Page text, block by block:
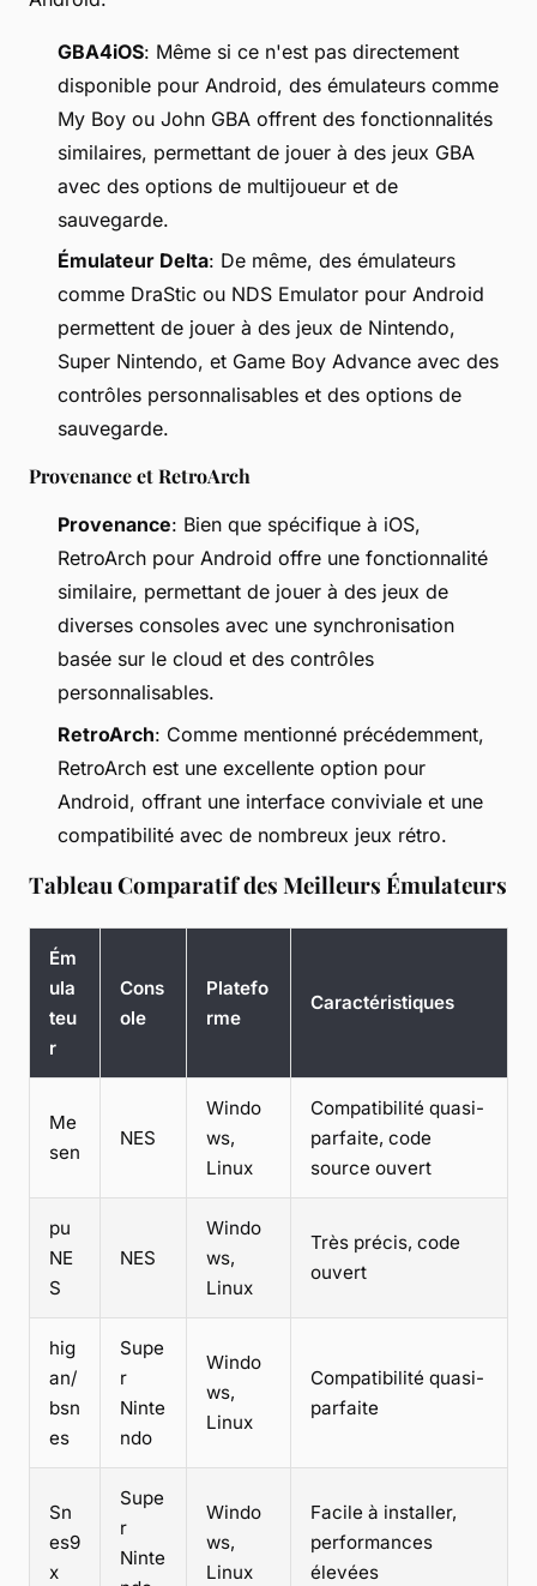
GBA4iOS: Même si ce n'est pas directement
disponible pour Android, des émulateurs comme
My Boy ou John GBA offrent des fonctionnalités
similaires, permettant de jouer à des jeux GBA
avec des options de multijoueur et de
sauvegarde.
Émulateur Delta: De même, des émulateurs
comme DraStic ou NDS Emulator pour Android
permettent de jouer à des jeux de Nintendo,
Super Nintendo, et Game Boy Advance avec des
contrôles personnalisables et des options de
sauvegarde.
Provenance et RetroArch
Provenance: Bien que spécifique à iOS,
RetroArch pour Android offre une fonctionnalité
similaire, permettant de jouer à des jeux de
diverses consoles avec une synchronisation
basée sur le cloud et des contrôles
personnalisables.
RetroArch: Comme mentionné précédemment,
RetroArch est une excellente option pour
Android, offrant une interface conviviale et une
compatibilité avec de nombreux jeux rétro.
Tableau Comparatif des Meilleurs Émulateurs
Ém
ula
teu
r
Cons
ole
Platefo
rme
Caractéristiques
Me
sen
NES
Windo
ws,
Linux
Compatibilité quasi-
parfaite, code
source ouvert
pu
NE
S
NES
Windo
ws,
Linux
Très précis, code
ouvert
hig
an/
bsn
es
Supe
r
Ninte
ndo
Windo
ws,
Linux
Compatibilité quasi-
parfaite
Sn
es9
x
Supe
r
Ninte
Windo
ws,
Linux
Facile à installer,
performances
élevées